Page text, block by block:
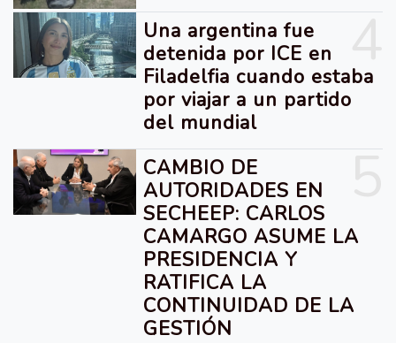
Una argentina fue
detenida por ICE en
Filadelfia cuando estaba
por viajar a un partido
del mundial
CAMBIO DE
AUTORIDADES EN
SECHEEP: CARLOS
CAMARGO ASUME LA
PRESIDENCIA Y
RATIFICA LA
CONTINUIDAD DE LA
GESTIÓN